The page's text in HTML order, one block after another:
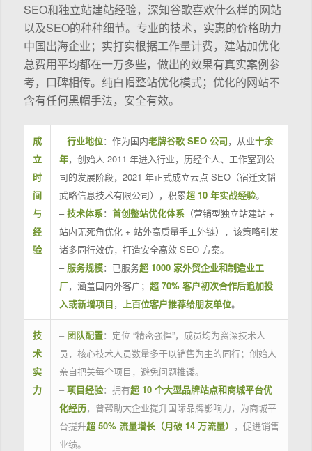
SEO和独立站建站经验，深知谷歌喜欢什么样的网站
以及SEO的种种细节。专业的技术，实惠的价格助力
中国出海企业；实打实根据工作量计费，建站加优化
总费用平均都在一万多些，做出的效果有真实案例参
考，口碑相传。纯白帽整站优化模式；优化的网站不
含有任何黑帽手法，安全有效。
成
立
时
间
与
经
验
–行业地位：作为国内老牌谷歌 SEO 公司，从业十余
年，创始人 2011 年进入行业，历经个人、工作室到公
司的发展阶段，2021 年正式成立云点 SEO（宿迁文韬
武略信息技术有限公司），积累超 10 年实战经验。
–技术体系： 首创整站优化体系（营销型独立站建站 +
站内无死角优化 + 站外高质量手工外链），该策略引发
诸多同行效仿，打造安全高效 SEO 方案。
– 服务规模：已服务超 1000 家外贸企业和制造业工
厂，涵盖国内外客户； 超 70% 客户初次合作后追加投
入或新增项目， 上百位客户推荐给朋友单位。
技
术
实
力
– 团队配置：定位 “精密强悍”，成员均为资深技术人
员，核心技术人员数量多于以销售为主的同行；创始人
亲自把关每个项目，避免问题推诿。
– 项目经验：拥有超 10 个大型品牌站点和商城平台优
化经历，曾帮助大企业提升国际品牌影响力，为商城平
台提升超 50% 流量增长（月破 14 万流量） ，促进销售
业绩。